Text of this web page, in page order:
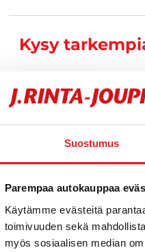
Suostumus
Parempaa autokauppaa
Käytämme evästeitä
toimivuuden sekä
myös sosiaalisen median
Kysy
Petrit
Automyyjä FI
040 711